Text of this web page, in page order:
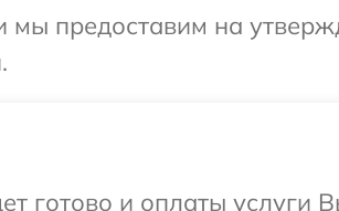
мы предоставим на
готово и оплаты услуги